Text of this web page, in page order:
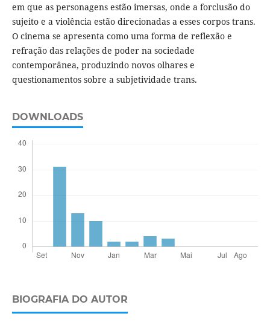
em que as personagens estão imersas, onde a forclusão do
sujeito e a violência estão direcionadas a esses corpos trans.
O cinema se apresenta como uma forma de reflexão e
refração das relações de poder na sociedade
contemporânea, produzindo novos olhares e
questionamentos sobre a subjetividade trans.
DOWNLOADS
BIOGRAFIA DO AUTOR